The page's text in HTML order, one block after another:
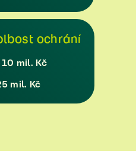
ochrání
mil. Kč
mil. Kč